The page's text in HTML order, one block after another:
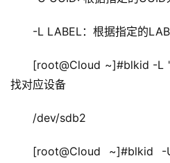
-L LABEL：根据指定的
[root@Cloud ~]#blkid -L
找对应设备
/dev/sdb2
[root@Cloud ~]#blkid -